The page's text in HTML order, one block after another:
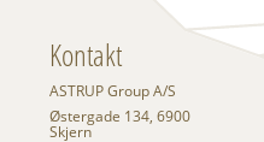
Kontakt
ASTRUP Group A/S
Østergade 134, 6900
Skjern